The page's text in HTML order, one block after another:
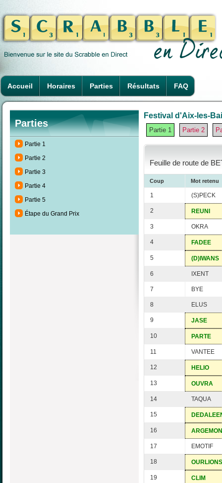
Accueil Horaires Parties Résultats FAQ
Parties
Partie 1
Partie 2
Partie 3
Partie 4
Partie 5
Étape du Grand Prix
Festival d'Aix-les-
Partie 1 Partie 2
Feuille de route de
Coup Mot retenu
1 (S)PECK
2 REUNI
3 OKRA
4 FADEE
5 (D)IWANS
6 IXENT
7 BYE
8 ELUS
9 JASE
10 PARTE
11 VANTEE
12 HELIO
13 OUVRA
14 TAQUA
15
16
17 EMOTIF
18 OURLIONS
19 CLIM